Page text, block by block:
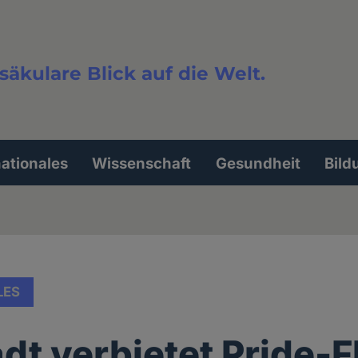
Blick auf die Welt.
Wissenschaft Gesundheit